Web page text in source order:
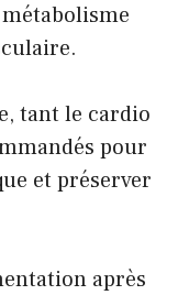
tant le cardio
pour
et préserver
après